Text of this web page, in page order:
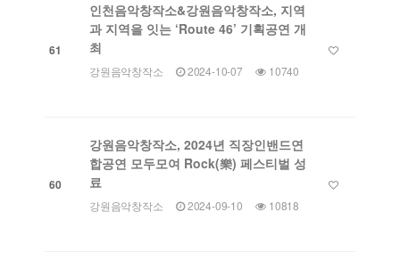
61
인천음악창작소&강원음악창작소, 지역
과 지역을 잇는 ‘Route 46’ 기획공연 개
최
강원음악창작소 2024-10-07 10740
60
강원음악창작소, 2024년 직장인밴드연
합공연 모두모여 Rock(樂) 페스티벌 성
료
강원음악창작소 2024-09-10 10818